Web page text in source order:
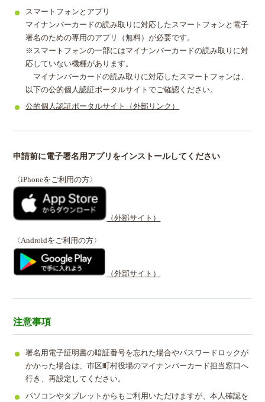
スマートフォンとアプリ
マイナンバーカードの読み取りに対応したスマートフォンと電子
署名のための専用のアプリ（無料）が必要です。
※スマートフォンの一部にはマイナンバーカードの読み取りに対
応していない機種があります。
マイナンバーカードの読み取りに対応したスマートフォンは、
以下の公的個人認証ポータルサイトでご確認ください。
公的個人認証ポータルサイト（外部リンク）
申請前に電子署名用アプリをインストールしてください
〈iPhoneをご利用の方〉
（外部サイト）
〈Androidをご利用の方〉
（外部サイト）
注意事項
署名用電子証明書の暗証番号を忘れた場合やパスワードロックが
かかった場合は、市区町村役場のマイナンバーカード担当窓口へ
行き、再設定してください。
パソコンやタブレットからもご利用いただけますが、本人確認を